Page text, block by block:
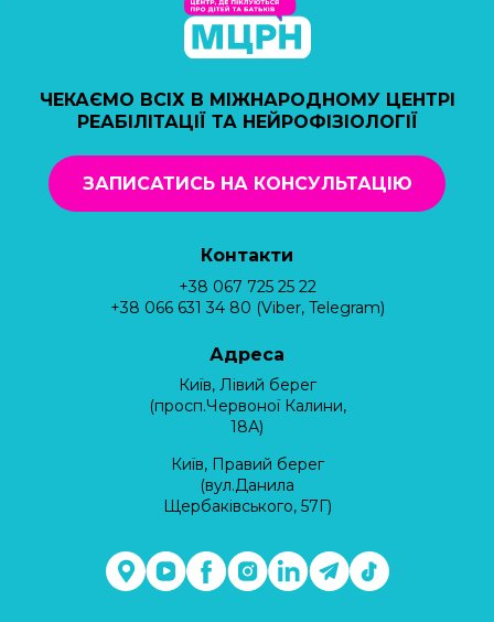
ЧЕКАЄМО ВСІХ В МІЖНАРОДНОМУ ЦЕНТРІ
РЕАБІЛІТАЦІЇ ТА НЕЙРОФІЗІОЛОГІЇ
ЗАПИСАТИСЬ НА КОНСУЛЬТАЦІЮ
Контакти
+38 067 725 25 22
+38 066 631 34 80 (Viber, Telegram)
Адреса
Київ, Лівий берег
(просп.Червоної Калини,
18А)
Київ, Правий берег
(вул.Данила
Щербаківського, 57Г)